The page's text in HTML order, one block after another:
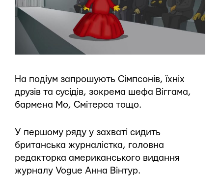
На подіум запрошують Сімпсонів, їхніх
друзів та сусідів, зокрема шефа Віггама,
бармена Мо, Смітерса тощо.
У першому ряду у захваті сидить
британська журналістка, головна
редакторка американського видання
журналу Vogue Анна Вінтур.